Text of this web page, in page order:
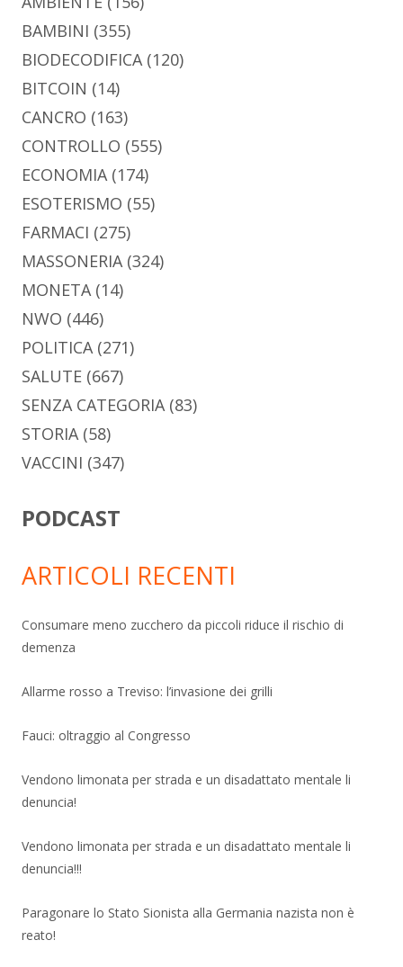
BAMBINI (355)
BIODECODIFICA(120)
BITCOIN (14)
CANCRO (163)
CONTROLLO (555)
ECONOMIA(174)
ESOTERISMO (55)
FARMACI (275)
MASSONERIA(324)
MONETA(14)
NWO (446)
POLITICA(271)
SALUTE (667)
SENZA CATEGORIA(83)
STORIA(58)
VACCINI (347)
PODCAST
ARTICOLI RECENTI
Consumare meno zucchero da piccoli riduce il rischio di
demenza
Allarme rosso a Treviso: l’invasione dei grilli
Fauci: oltraggio al Congresso
Vendono limonata per strada e un disadattato mentale li
denuncia!
Vendono limonata per strada e un disadattato mentale li
denuncia!!!
Paragonare lo Stato Sionista alla Germania nazista non è
reato!